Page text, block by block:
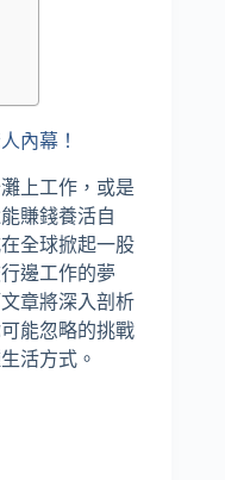
內幕！
上工作，或是
賺錢養活自
全球掀起一股
邊工作的夢
章將深入剖析
能忽略的挑戰
活方式。